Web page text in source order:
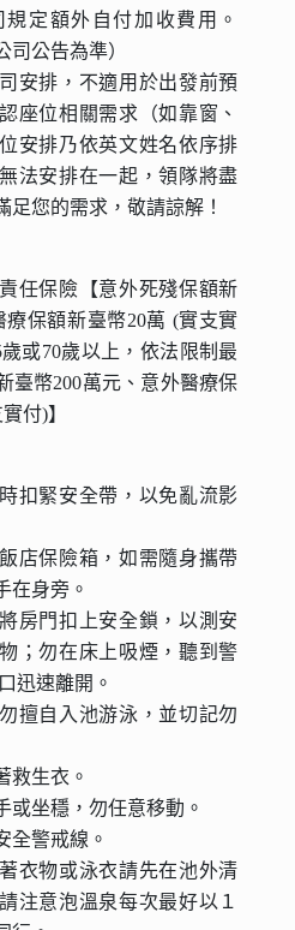
定額外自付加收費用。
司公告為準）
安排，不適用於出發前預
座位相關需求（如靠窗、
安排乃依英文姓名依序排
法安排在一起，領隊將盡
足您的需求，敬請諒解！
任保險【意外死殘保額新
療保額新臺幣20萬 (實支實
或70歲以上，依法限制最
臺幣200萬元、意外醫療保
付)】
扣緊安全帶，以免亂流影
店保險箱，如需隨身攜帶
在身旁。
房門扣上安全鎖，以測安
；勿在床上吸煙，聽到警
迅速離開。
擅自入池游泳，並切記勿
救生衣。
或坐穩，勿任意移動。
全警戒線。
衣物或泳衣請先在池外清
注意泡溫泉每次最好以１